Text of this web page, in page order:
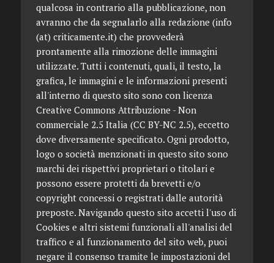
qualcosa in contrario alla pubblicazione, non
avranno che da segnalarlo alla redazione (info
(at) criticamente.it) che provvederà
prontamente alla rimozione delle immagini
utilizzate. Tutti i contenuti, quali, il testo, la
grafica, le immagini e le informazioni presenti
all'interno di questo sito sono con licenza
Creative Commons Attribuzione - Non
commerciale 2.5 Italia (CC BY-NC 2.5), eccetto
dove diversamente specificato. Ogni prodotto,
logo o società menzionati in questo sito sono
marchi dei rispettivi proprietari o titolari e
possono essere protetti da brevetti e/o
copyright concessi o registrati dalle autorità
preposte. Navigando questo sito accetti l'uso di
Cookies e altri sistemi funzionali all'analisi del
traffico e al funzionamento del sito web, puoi
negare il consenso tramite le impostazioni del